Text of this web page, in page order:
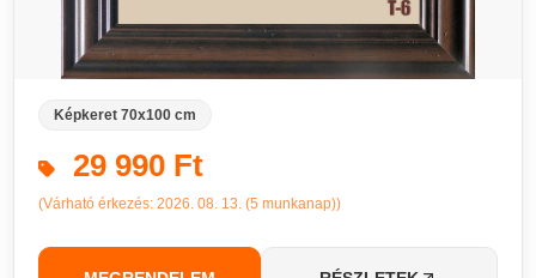
Képkeret 70x100 cm
29 990 Ft
(Várható érkezés: 2026. 08. 13. (5 munkanap))